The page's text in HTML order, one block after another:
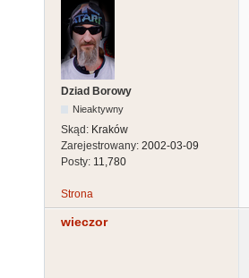
Dziad Borowy
Nieaktywny
Skąd: Kraków
Zarejestrowany: 2002-03-09
Posty: 11,780
Strona
wieczor